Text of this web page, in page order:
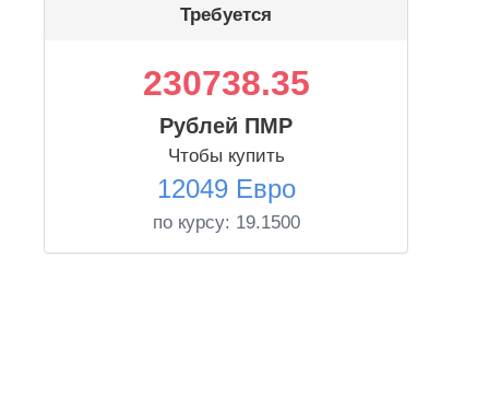
Требуется
230738.35
Рублей ПМР
Чтобы купить
12049 Евро
по курсу: 19.1500